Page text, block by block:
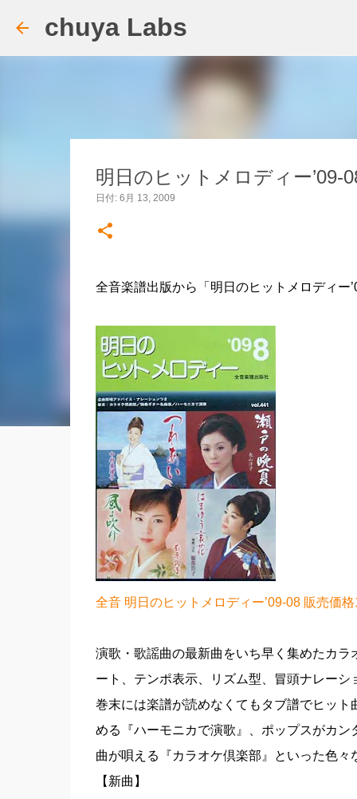
chuya Labs
明日のヒットメロディー’09-
日付: 6月 13, 2009
全音楽譜出版から「明日のヒットメロディー
全音 明日のヒットメロディー’09-08 販売価格
演歌・歌謡曲の最新曲をいち早く集めたカ
ート、テンポ表示、リズム型、冒頭ナレーシ
巻末には楽譜が読めなくてもタブ譜でヒッ
める『ハーモニカで演歌』、ポップスがカ
曲が唄える『カラオケ倶楽部』といった色々
【新曲】